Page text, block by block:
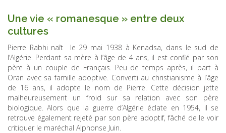
Une vie « romanesque » entre deux
cultures
Pierre Rabhi naît le 29 mai 1938 à Kenadsa, dans le sud de
l’Algérie. Perdant sa mère à l’âge de 4 ans, il est confié par son
père à un couple de Français. Peu de temps après, il part à
Oran avec sa famille adoptive. Converti au christianisme à l’âge
de 16 ans, il adopte le nom de Pierre. Cette décision jette
malheureusement un froid sur sa relation avec son père
biologique. Alors que la guerre d’Algérie éclate en 1954, il se
retrouve également rejeté par son père adoptif, fâché de le voir
critiquer le maréchal Alphonse Juin.